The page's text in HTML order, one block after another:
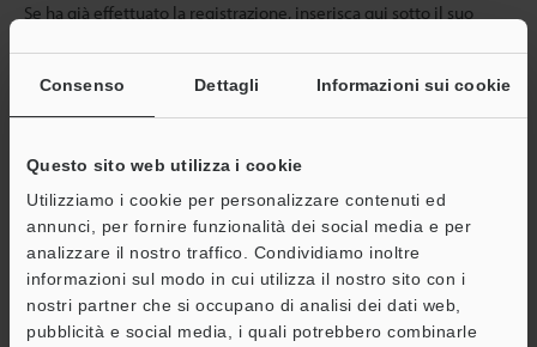
Consenso Dettagli Informazioni sui cookie
Questo sito web utilizza i cookie
Utilizziamo i cookie per personalizzare contenuti ed
annunci, per fornire funzionalità dei social media e per
analizzare il nostro traffico. Condividiamo inoltre
informazioni sul modo in cui utilizza il nostro sito con i
nostri partner che si occupano di analisi dei dati web,
pubblicità e social media, i quali potrebbero combinarle
Se ha già effettuato la registrazione, inserisca qui sotto il suo
sotto e clicchi su "Continua" per completare la registrazione.
Continua